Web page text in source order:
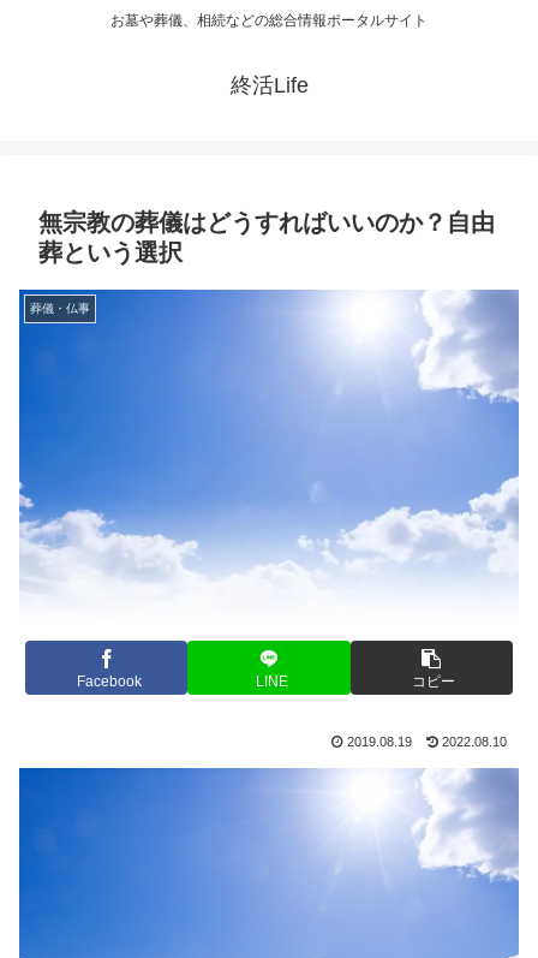
お墓や葬儀、相続などの総合情報ポータルサイト
終活Life
無宗教の葬儀はどうすればいいのか？自由
葬という選択
葬儀・仏事
Facebook LINE コピー
2019.08.19 2022.08.10